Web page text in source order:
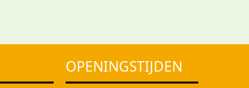
OPENINGSTIJDEN